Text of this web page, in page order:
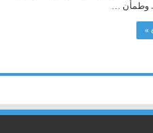
وطمأن …
»